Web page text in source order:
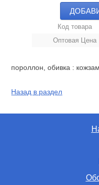
Код товара
Оптовая Цена
пороллон, обивка :
Назад в раздел